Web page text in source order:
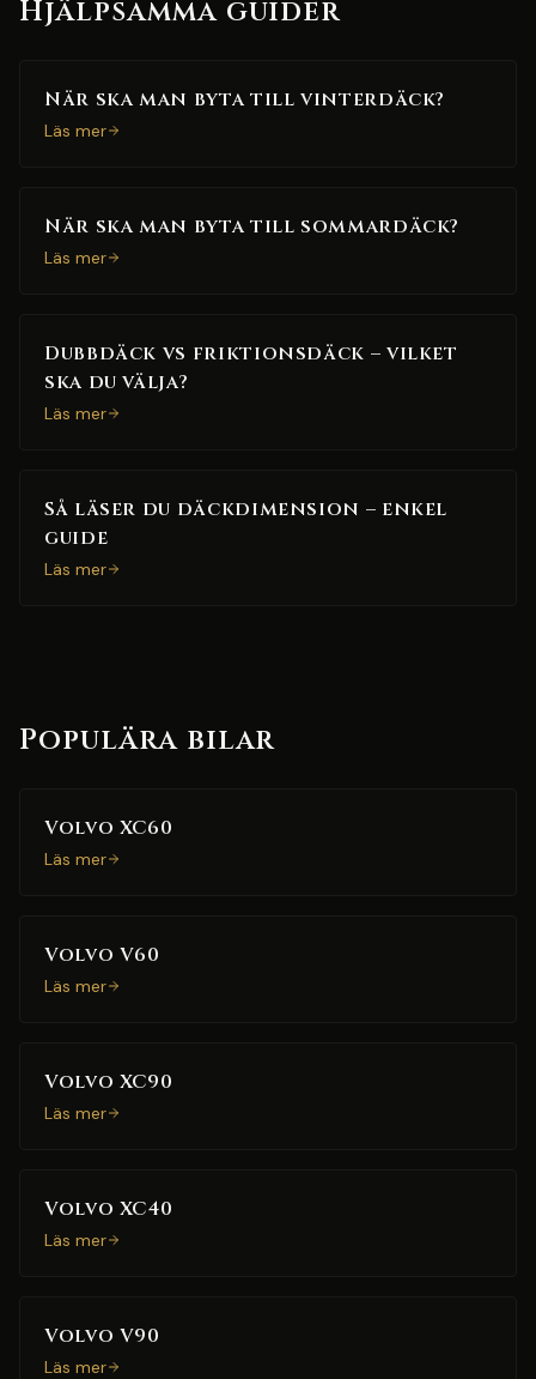
Hjälpsamma guider
När ska man byta till vinterdäck?
Läs mer
När ska man byta till sommardäck?
Läs mer
Dubbdäck vs friktionsdäck – vilket
ska du välja?
Läs mer
Så läser du däckdimension – enkel
guide
Läs mer
Populära bilar
Volvo XC60
Läs mer
Volvo V60
Läs mer
Volvo XC90
Läs mer
Volvo XC40
Läs mer
Volvo V90
Läs mer